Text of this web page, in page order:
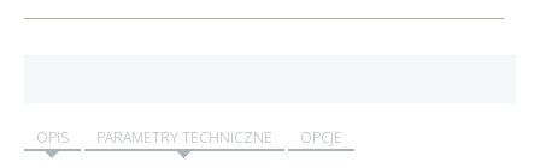
OPIS PARAMETRY TECHNICZNE OPCJE